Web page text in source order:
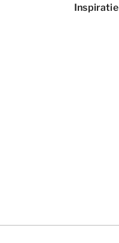
Inspiratie